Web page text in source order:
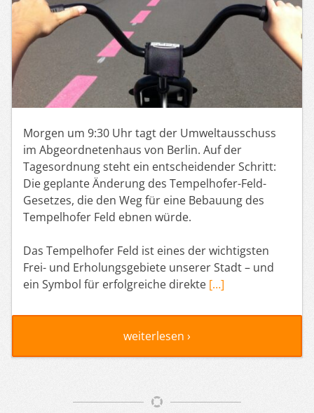
Morgen um 9:30 Uhr tagt der Umweltausschuss
im Abgeordnetenhaus von Berlin. Auf der
Tagesordnung steht ein entscheidender Schritt:
Die geplante Änderung des Tempelhofer-Feld-
Gesetzes, die den Weg für eine Bebauung des
Tempelhofer Feld ebnen würde.
Das Tempelhofer Feld ist eines der wichtigsten
Frei- und Erholungsgebiete unserer Stadt – und
ein Symbol für erfolgreiche direkte […]
weiterlesen ›